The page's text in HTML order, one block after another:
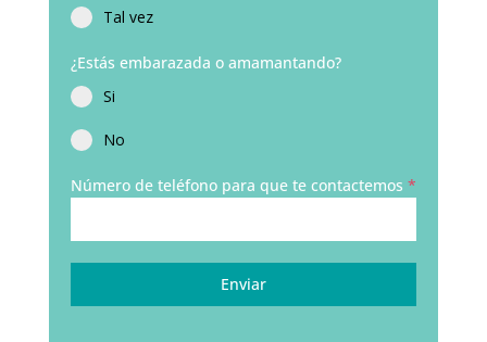
Tal vez
¿Estás embarazada o amamantando?
Si
No
Número de teléfono para que te contactemos *
Enviar